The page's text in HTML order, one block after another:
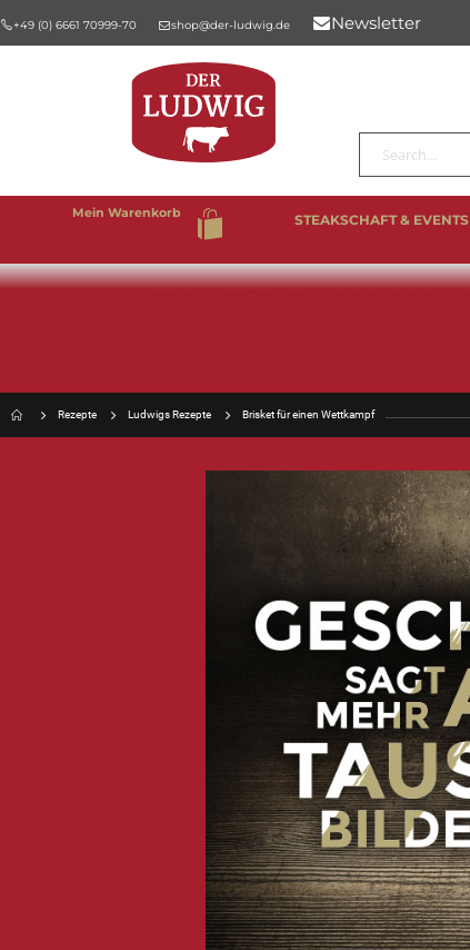
+49 (0) 6661 70999-70 shop@der-ludwig.de Newsletter
Mein Warenkorb
Suche
STEAKSCHAFT & EVENTS
Rezepte Ludwigs Rezepte Brisket für einen Wettkampf